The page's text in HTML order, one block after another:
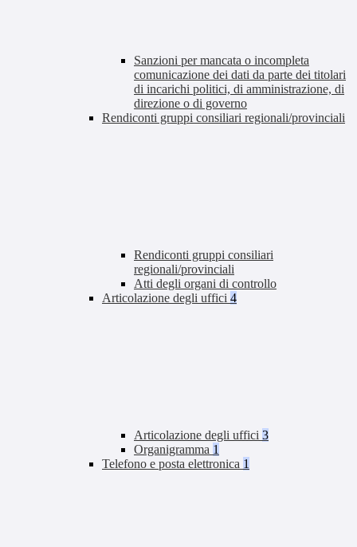
Sanzioni per mancata o incompleta
comunicazione dei dati da parte dei titolari
di incarichi politici, di amministrazione, di
direzione o di governo
Rendiconti gruppi consiliari regionali/provinciali
Rendiconti gruppi consiliari
regionali/provinciali
Atti degli organi di controllo
Articolazione degli uffici 4
Articolazione degli uffici 3
Organigramma 1
Telefono e posta elettronica 1